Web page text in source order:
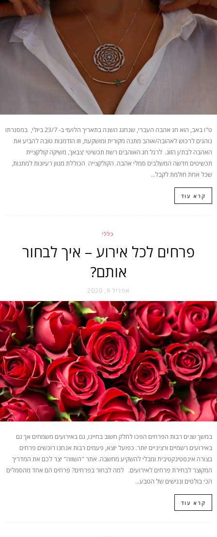
ט"ו באב, הוא חג אהבה העברי, שנחגג השנה בתאריך הלועזי ב- 23/7 ביולי, במסגרתו
נוהגים לרכוש לאהובה/אוהב מתנה מקורית ומושקעת, וזו הזדמנות טובה להביע את
האהבה לבת/ן הזוג. לרגל חג האוהבים רשת תכשיטי 'צבאן', משיקה קולקציית
תכשיטים חדשה המשלבים סמלי אהבה. הקולקצייה הכוללת מגוון רעיונות למתנות,
שכל אחת חולמת לקבל...
קרא עוד
כללי
פרחים לכל אירוע – איך לבחור
אותם?
אפריל 9, 2020
במשך שנים רבות הפרחים הפכו לחלק חשוב בחיינו, גם באירועים משמחים אך גם
באירועים רשמיים ורציניים יותר. כפועל יוצא, פעמים רבות אנחנו רוכשים פרחים
בצורה אינסטינקטיבית ומבלי להשקיע מחשבה. אתר "השווה" יצר לכם את המדריך
המקוצר לבחירת פרחים לאירועים. למה לבחור בפרחים? פרחים הם אחד מהסמלים
הכי בולטים ונגישים של הטבע...
קרא עוד